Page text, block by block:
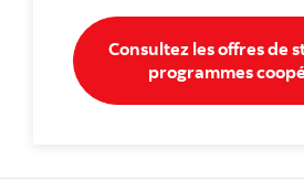
Consultez les offres de
programmes